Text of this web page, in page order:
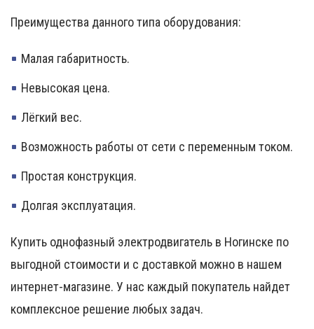
Преимущества данного типа оборудования:
Малая габаритность.
Невысокая цена.
Лёгкий вес.
Возможность работы от сети с переменным током.
Простая конструкция.
Долгая эксплуатация.
Купить однофазный электродвигатель в Ногинске по
выгодной стоимости и с доставкой можно в нашем
интернет-магазине. У нас каждый покупатель найдет
комплексное решение любых задач.